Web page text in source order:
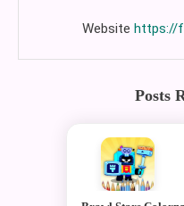
Website https://
Posts